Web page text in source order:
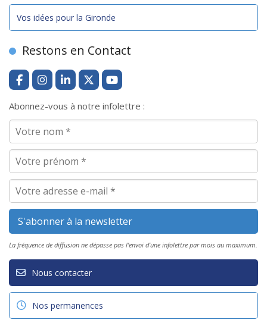
Vos idées pour la Gironde
Restons en Contact
Abonnez-vous à notre infolettre :
La fréquence de diffusion ne dépasse pas l'envoi d'une infolettre par mois au maximum.
Nous contacter
Nos permanences